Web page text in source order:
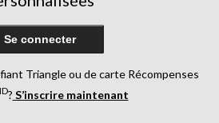
Se connecter
Triangle ou de carte Récompenses
? S’inscrire maintenant